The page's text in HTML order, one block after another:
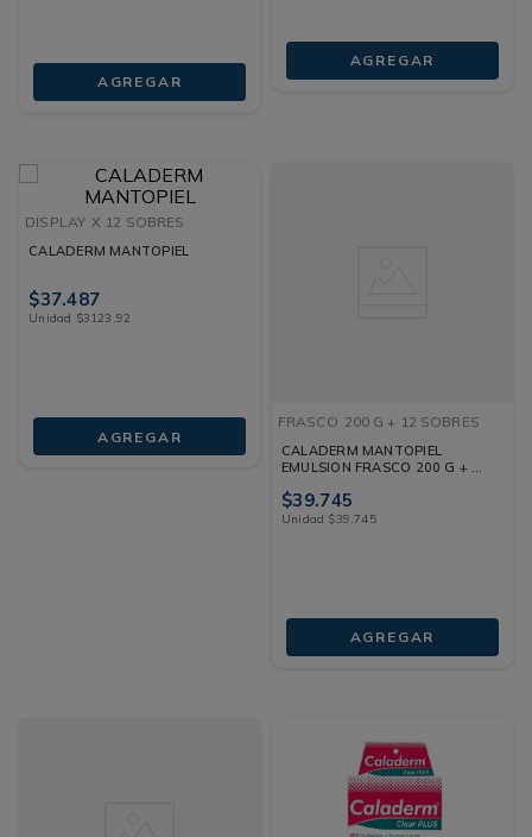
AGREGAR
AGREGAR
DISPLAY X 12 SOBRES
CALADERM MANTOPIEL
$37.487
Unidad $3123 ,92
AGREGAR
FRASCO 200 G + 12 SOBRES
CALADERM MANTOPIEL
EMULSION FRASCO 200 G + 12
$39.745
Unidad $39.745
AGREGAR